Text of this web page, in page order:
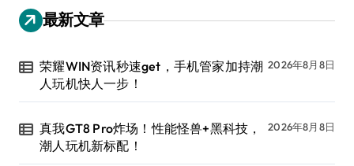
最新文章
荣耀WIN资讯秒速get，手机管家加持潮
人玩机快人一步！
2026年8月8日
真我GT8 Pro炸场！性能怪兽+黑科技，
潮人玩机新标配！
2026年8月8日